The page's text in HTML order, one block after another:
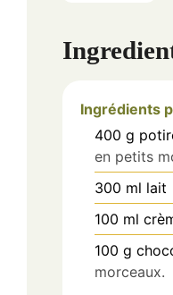
Ingrédients
400 g
en petits
300 ml lait
100 ml
100 g
morceaux.